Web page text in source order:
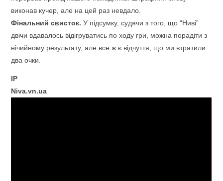
виконав кучер, але на цей раз невдало.
Фінальний свисток.У підсумку, судячи з того, що “Ниві”
двічи вдавалось відігруватись по ходу гри, можна порадіти з
нічийному результату, але все ж є відчуття, що ми втратили
два очки.
IP
Niva.vn.ua